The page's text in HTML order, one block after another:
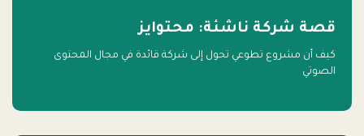
قصة شركة ناشئة: محتوايز
كيف أن مشروع تطوعي تحول إلى شركة قائدة في مجال المحتوى
الصوتي